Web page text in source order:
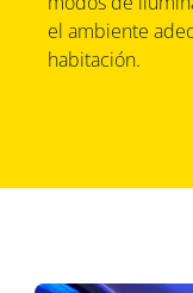
el ambiente
habitación.